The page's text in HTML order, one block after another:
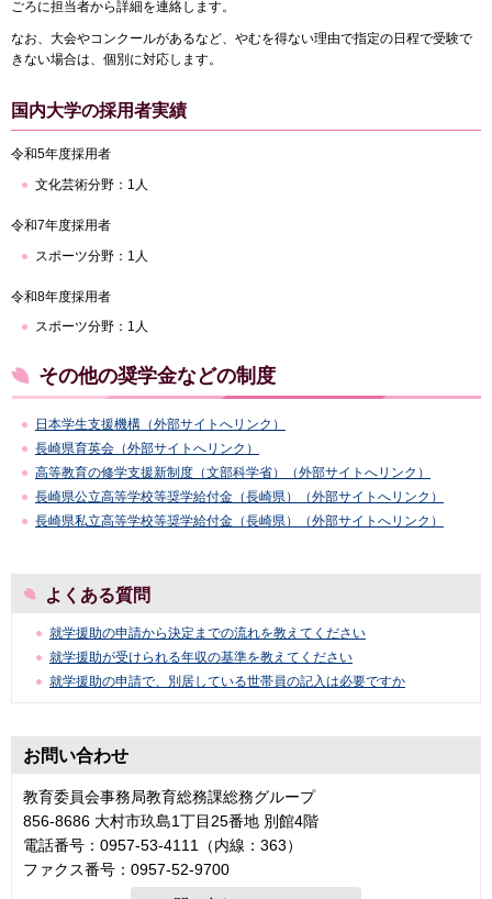
ごろに担当者から詳細を連絡します。
なお、大会やコンクールがあるなど、やむを得ない理由で指定の日程で受験で
きない場合は、個別に対応します。
国内大学の採用者実績
令和5年度採用者
文化芸術分野：1人
令和7年度採用者
スポーツ分野：1人
令和8年度採用者
スポーツ分野：1人
その他の奨学金などの制度
日本学生支援機構（外部サイトへリンク）
長崎県育英会（外部サイトへリンク）
高等教育の修学支援新制度（文部科学省）（外部サイトへリンク）
長崎県公立高等学校等奨学給付金（長崎県）​​​​（外部サイトへリンク）
長崎県私立高等学校等奨学給付金（長崎県）（外部サイトへリンク）
よくある質問
就学援助の申請から決定までの流れを教えてください
就学援助が受けられる年収の基準を教えてください
就学援助の申請で、別居している世帯員の記入は必要ですか
お問い合わせ
教育委員会事務局教育総務課総務グループ
856-8686 大村市玖島1丁目25番地 別館4階
電話番号：0957-53-4111（内線：363）
ファクス番号：0957-52-9700